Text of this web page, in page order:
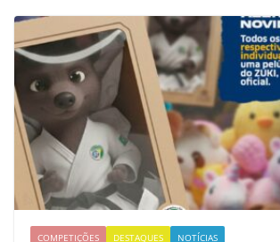
COMPETIÇÕES DESTAQUES NOTÍCIAS